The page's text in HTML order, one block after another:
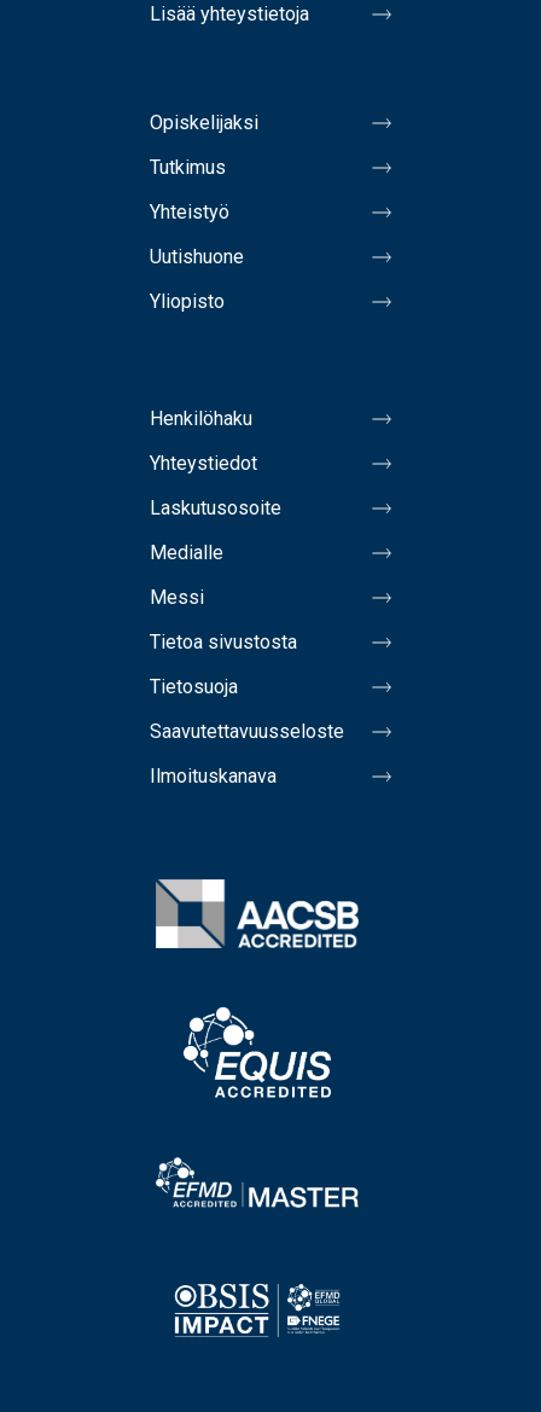
Lisää yhteystietoja
Opiskelijaksi
Tutkimus
Yhteistyö
Uutishuone
Yliopisto
Henkilöhaku
Yhteystiedot
Laskutusosoite
Medialle
Messi
Tietoa sivustosta
Tietosuoja
Saavutettavuusseloste
Ilmoituskanava
Image
Image
Image
Image